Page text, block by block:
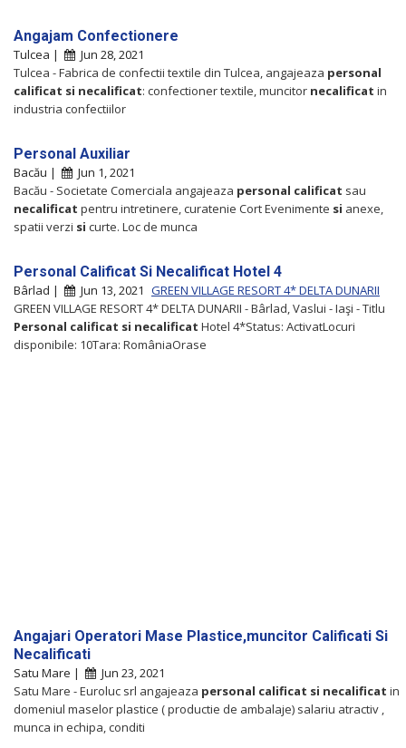
Angajam Confectionere
Tulcea |
Jun 28, 2021
Tulcea - Fabrica de confectii textile din Tulcea, angajeaza personal
calificat si necalificat: confectioner textile, muncitor necalificat in
industria confectiilor
Personal Auxiliar
Bacău |
Jun 1, 2021
Bacău - Societate Comerciala angajeaza personal calificat sau
necalificat pentru intretinere, curatenie Cort Evenimente si anexe,
spatii verzi si curte. Loc de munca
Personal Calificat Si Necalificat Hotel 4
Bârlad | Jun 13, 2021 GREEN VILLAGE RESORT 4* DELTA DUNARII
GREEN VILLAGE RESORT 4* DELTA DUNARII - Bârlad, Vaslui - Iaşi - Titlu
Personal calificat si necalificat Hotel 4*Status: ActivatLocuri
disponibile: 10Tara: RomâniaOrase
Angajari Operatori Mase Plastice,muncitor Calificati Si
Necalificati
Satu Mare |
Jun 23, 2021
Satu Mare - Euroluc srl angajeaza personal calificat si necalificat in
domeniul maselor plastice ( productie de ambalaje) salariu atractiv ,
munca in echipa, conditi